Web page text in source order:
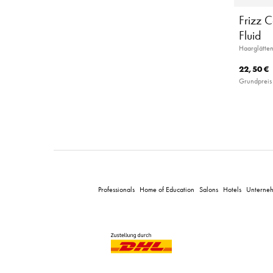
Frizz
Fluid
22,50 €
Professionals Home of Education Salons Hotels